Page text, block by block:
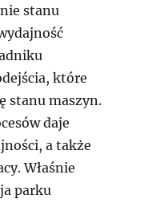
stanu
które
stanu maszyn.
daje
a także
Właśnie
parku